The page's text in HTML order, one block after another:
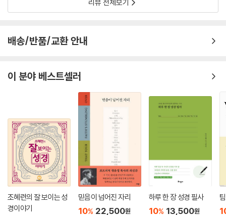
위한 이정표라는 입장을 취합니다. 저자의 삼손 해석은 명료하면서 신선하
선한 충격과 흥미진진한 관심을 불러일으킵니다. 설교학자요 강단의 설교
자로서 다른 설교자와 강단 아래의 청중을 품에 안고 본문을 풀어 나가는
한 삼손 본문을 새로운 관점에서 만나 보고 싶은 설교자와 성도들에게 이
- 정창균 (설교자하우스 대표, 합동신학대학원대학교 전 총장)
리뷰 전체보기
배송/반품/교환 안내
이 분야 베스트셀러
조혜련의 잘 보이는 성
경이야기
믿음이 넘어진 자리
10% 22,500원
하루 한 장 성경 필사
10% 13,500원